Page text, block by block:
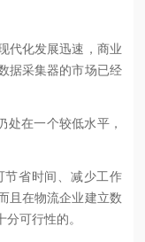
化发展迅速，商业
据采集器的市场已经
在一个较低水平，
省时间、减少工作
且在物流企业建立数
可行性的。